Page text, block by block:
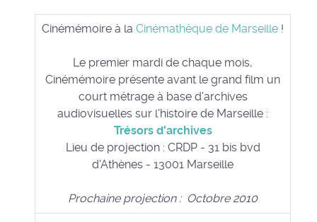
Cinémémoire à la Cinémathèque de Marseille !
Le premier mardi de chaque mois,
Cinémémoire présente avant le grand film un
court métrage à base d'archives
audiovisuelles sur l'histoire de Marseille :
Trésors d'archives
Lieu de projection : CRDP - 31 bis bvd
d'Athènes - 13001 Marseille
Prochaine projection : Octobre 2010